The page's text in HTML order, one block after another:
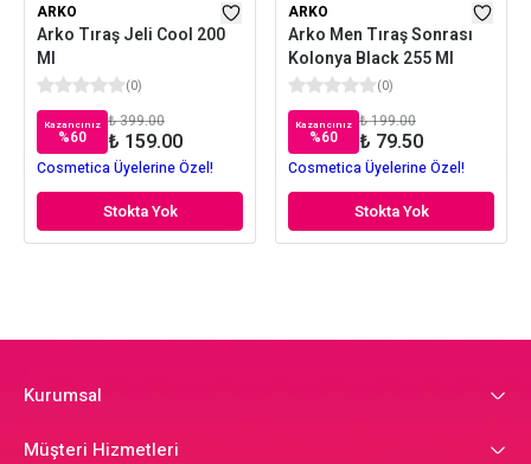
ARKO
Arko Tıraş Jeli Cool 200
Ml
(0)
Kazancınız
%60
₺ 399.00
₺ 159.00
Cosmetica Üyelerine Özel!
Stokta Yok
ARKO
Arko Men Tıraş Sonrası
Kolonya Black 255 Ml
(0)
Kazancınız
%60
₺ 199.00
₺ 79.50
Cosmetica Üyelerine Özel!
Stokta Yok
Kurumsal
Müşteri Hizmetleri